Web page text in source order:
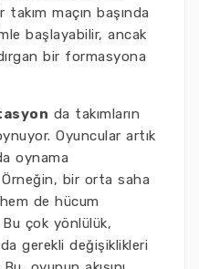
maçın başında
başlayabilir, ancak
bir formasyona
da takımların
Oyuncular artık
oynama
bir orta saha
de hücum
çok yönlülük,
gerekli değişiklikleri